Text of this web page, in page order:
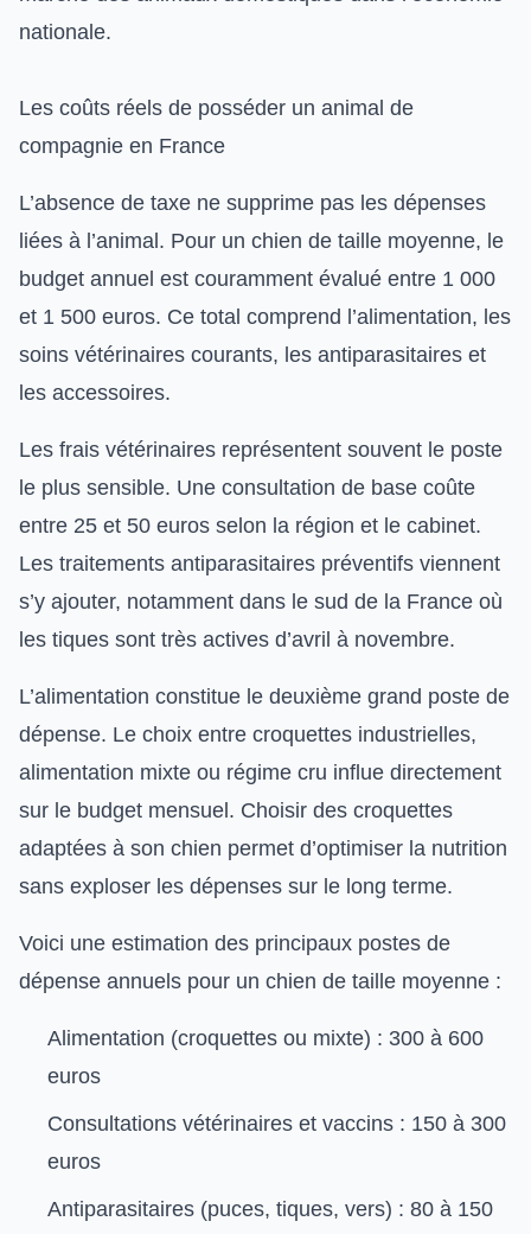
nationale.
Les coûts réels de posséder un animal de
compagnie en France
L’absence de taxe ne supprime pas les dépenses
liées à l’animal. Pour un chien de taille moyenne, le
budget annuel est couramment évalué entre 1 000
et 1 500 euros. Ce total comprend l’alimentation, les
soins vétérinaires courants, les antiparasitaires et
les accessoires.
Les frais vétérinaires représentent souvent le poste
le plus sensible. Une consultation de base coûte
entre 25 et 50 euros selon la région et le cabinet.
Les traitements antiparasitaires préventifs viennent
s’y ajouter, notamment dans le sud de la France où
les tiques sont très actives d’avril à novembre.
L’alimentation constitue le deuxième grand poste de
dépense. Le choix entre croquettes industrielles,
alimentation mixte ou régime cru influe directement
sur le budget mensuel. Choisir des croquettes
adaptées à son chien permet d’optimiser la nutrition
sans exploser les dépenses sur le long terme.
Voici une estimation des principaux postes de
dépense annuels pour un chien de taille moyenne :
Alimentation (croquettes ou mixte) : 300 à 600
euros
Consultations vétérinaires et vaccins : 150 à 300
euros
Antiparasitaires (puces, tiques, vers) : 80 à 150